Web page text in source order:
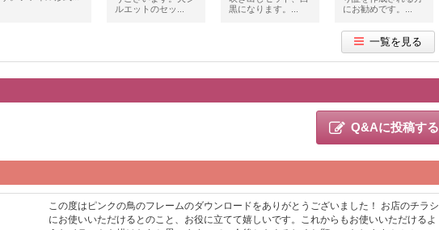
ルエットのセッ...
黒になります。...
にお勧めです。...
一覧を見る
Q&Aに投稿する
この度はピンクの鳥のフレームのダウンロードをありがとうございました！ お店のチラシ
にお使いいただけるとのこと、お役に立てて嬉しいです。これからもお使いいただけるよ